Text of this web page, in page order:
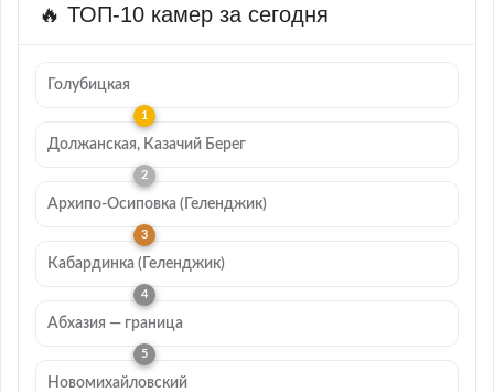
🔥 ТОП-10 камер за сегодня
Голубицкая
Должанская, Казачий Берег
Архипо-Осиповка (Геленджик)
Кабардинка (Геленджик)
Абхазия — граница
Новомихайловский